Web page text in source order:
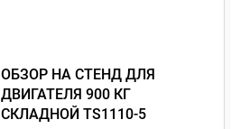
ОБЗОР НА СТЕНД ДЛЯ
ДВИГАТЕЛЯ 900 КГ
СКЛАДНОЙ TS1110-5